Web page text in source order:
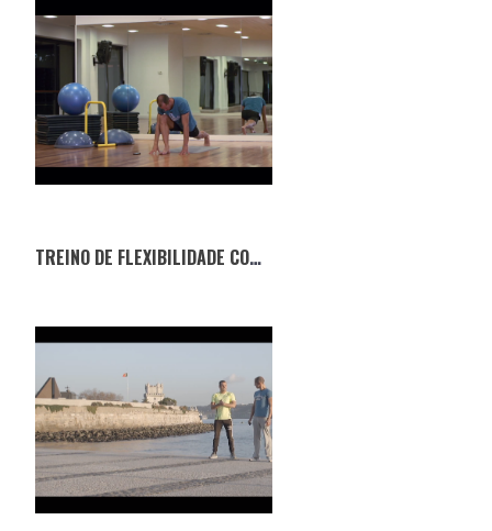
TREINO DE FLEXIBILIDADE COM LXOUTDOOR